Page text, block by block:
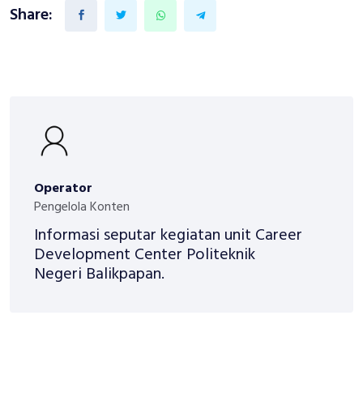
Share:
Operator
Pengelola Konten
Informasi seputar kegiatan unit Career
Development Center Politeknik
Negeri Balikpapan.